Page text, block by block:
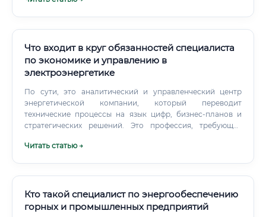
Что входит в круг обязанностей специалиста
по экономике и управлению в
электроэнергетике
По сути, это аналитический и управленческий центр
энергетической компании, который переводит
технические процессы на язык цифр, бизнес-планов и
стратегических решений. Это профессия, требующая
специфики технологических процессов производства,
зависит от конкретного места работы (генерирующая,
сетевая или сбытовая компания, регуляторный орган).
Читать статью →
Кто такой специалист по энергообеспечению
горных и промышленных предприятий